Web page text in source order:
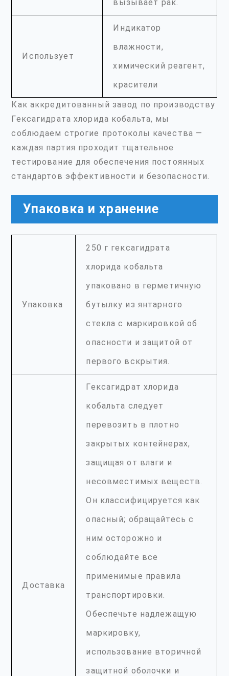
вызывает рак.
Использует
Индикатор
влажности,
химический реагент,
красители
Как аккредитованный завод по производству
Гексагидрата хлорида кобальта, мы
соблюдаем строгие протоколы качества —
каждая партия проходит тщательное
тестирование для обеспечения постоянных
стандартов эффективности и безопасности.
Упаковка и хранение
Упаковка
250 г гексагидрата
хлорида кобальта
упаковано в герметичную
бутылку из янтарного
стекла с маркировкой об
опасности и защитой от
первого вскрытия.
Доставка
Гексагидрат хлорида
кобальта следует
перевозить в плотно
закрытых контейнерах,
защищая от влаги и
несовместимых веществ.
Он классифицируется как
опасный; обращайтесь с
ним осторожно и
соблюдайте все
применимые правила
транспортировки.
Обеспечьте надлежащую
маркировку,
использование вторичной
защитной оболочки и